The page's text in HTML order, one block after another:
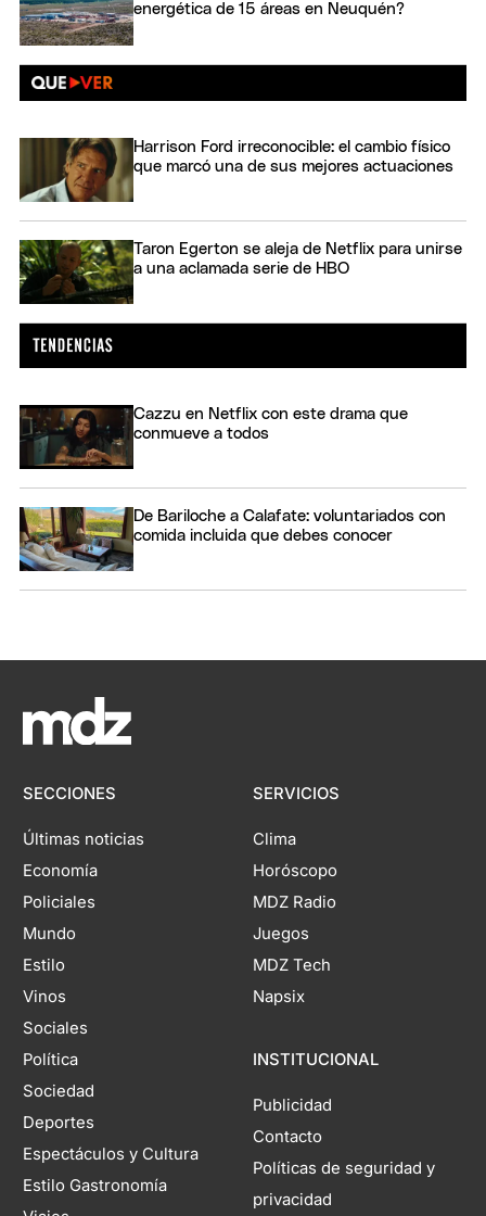
energética de 15 áreas en Neuquén?
Harrison Ford irreconocible: el cambio físico
que marcó una de sus mejores actuaciones
Taron Egerton se aleja de Netflix para unirse
a una aclamada serie de HBO
Cazzu en Netflix con este drama que
conmueve a todos
De Bariloche a Calafate: voluntariados con
comida incluida que debes conocer
SECCIONES
Últimas noticias
Economía
Policiales
Mundo
Estilo
Vinos
Sociales
Política
Sociedad
Deportes
Espectáculos y Cultura
Estilo Gastronomía
SERVICIOS
Clima
Horóscopo
MDZ Radio
Juegos
MDZ Tech
Napsix
INSTITUCIONAL
Publicidad
Contacto
Políticas de seguridad y
privacidad